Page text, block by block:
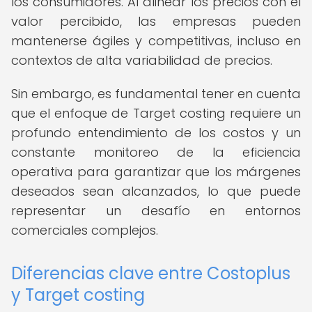
valor percibido, las empresas pueden
mantenerse ágiles y competitivas, incluso en
contextos de alta variabilidad de precios.
Sin embargo, es fundamental tener en cuenta
que el enfoque de Target costing requiere un
profundo entendimiento de los costos y un
constante monitoreo de la eficiencia
operativa para garantizar que los márgenes
deseados sean alcanzados, lo que puede
representar un desafío en entornos
comerciales complejos.
Diferencias clave entre Costoplus
y Target costing